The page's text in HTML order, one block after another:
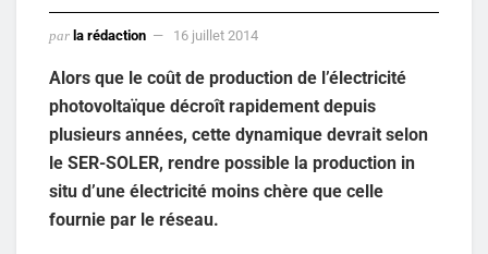
par la rédaction 16 juillet 2014
Alors que le coût de production de l’électricité
photovoltaïque décroît rapidement depuis
plusieurs années, cette dynamique devrait selon
le SER-SOLER, rendre possible la production in
situ d’une électricité moins chère que celle
fournie par le réseau.